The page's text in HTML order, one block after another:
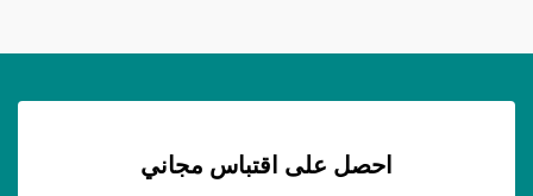
احصل على اقتباس مجاني